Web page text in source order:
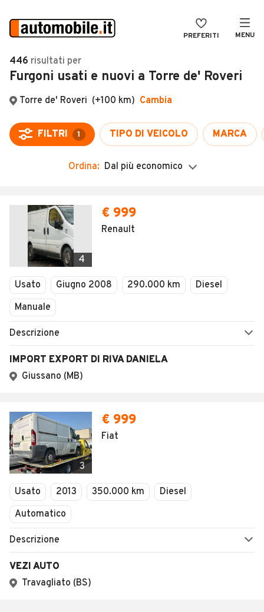
PREFERITI MENU
Auto
Auto usate
Auto Km 0
Auto Nuove
Noleggio a lungo termine
Camper
Veicoli Commerciali
Concessionari
VENDI
MAGAZINE
ACCEDI
446 risultati per
Furgoni usati e nuovi a Torre de' Roveri
Ordina: Dal più economico
4
€ 999
Renault
Usato Giugno 2008 290.000 km
Diesel
Manuale
Descrizione
IMPORT EXPORT DI RIVA DANIELA
Giussano (MB)
3
€ 999
Fiat
Usato 2013 350.000 km
Diesel
Automatico
Descrizione
VEZI AUTO
Travagliato (BS)